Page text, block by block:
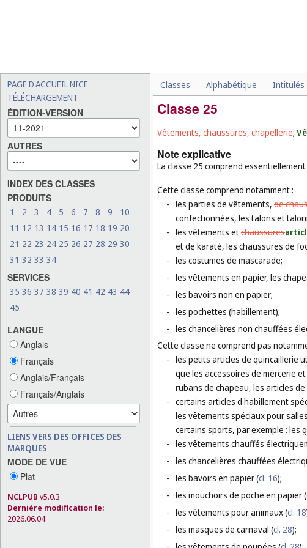
PAGE D'ACCUEIL NICE
TÉLÉCHARGEMENT
ÉDITION-VERSION
AUTRES
INDEX DES CLASSES
PRODUITS
1 2 3 4 5 6 7 8 9
10
11 12 13 14 15 16 17 18 19 20
21 22 23 24 25 26 27 28 29 30
31 32 33 34
SERVICES
35 36 37 38 39 40 41 42 43 44
45
LANGUE
Anglais
Français
Anglais/Français
Français/Anglais
LIENS VERS DES OFFICES DES
MARQUES
MODE DE VUE
Plat
NCLPUB v5.0.3
Dernière modification le:
2026.06.04
Classes Alphabétique Intitulés
Classe 25
Vêtements, chaussures, chapellerie;
Note explicative
La classe 25 comprend
Cette classe comprend notamment :
- les parties de vêtements, de
confectionnées, les talons et
- les vêtements etchaussures
et de karaté, les chaussures de
- les costumes de mascarade;
- les vêtements en papier, les
- les bavoirs non en papier;
- les pochettes (habillement);
- les chancelières non chauffées
Cette classe ne comprend pas
- les petits articles de quincaillerie
que les accessoires de mercerie
rubans de chapeau, les articles
- certains articles d'habillement
les vêtements spéciaux pour
certains sports, par exemple : les
- les vêtements chauffés
- les chancelières chauffées
- les bavoirs en papier (cl. 16);
- les mouchoirs de poche en papier (
- les vêtements pour animaux (cl. 18
- les masques de carnaval (cl. 28);